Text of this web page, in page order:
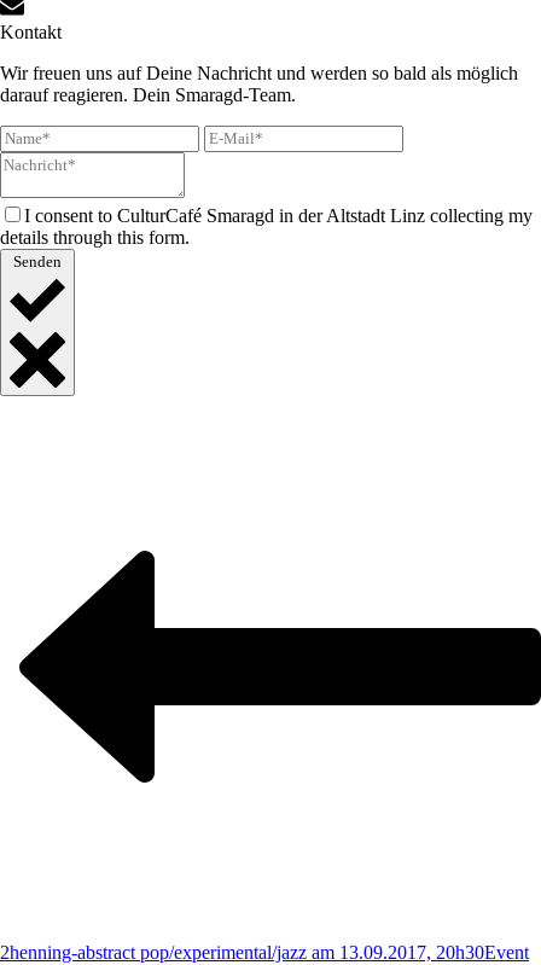
Kontakt
Wir freuen uns auf Deine Nachricht und werden so bald als möglich
darauf reagieren. Dein Smaragd-Team.
I consent to CulturCafé Smaragd in der Altstadt Linz collecting my
details through this form.
Senden
2henning-abstract pop/experimental/jazz am 13.09.2017, 20h30Event